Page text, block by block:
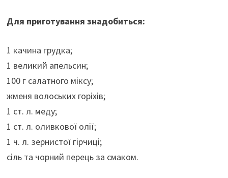
Для приготування знадобиться:
1 качина грудка;
1 великий апельсин;
100 г салатного міксу;
жменя волоських горіхів;
1 ст. л. меду;
1 ст. л. оливкової олії;
1 ч. л. зернистої гірчиці;
сіль та чорний перець за смаком.